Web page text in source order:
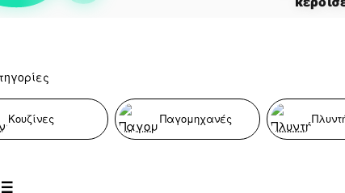
Κουζίνες Παγομηχανές